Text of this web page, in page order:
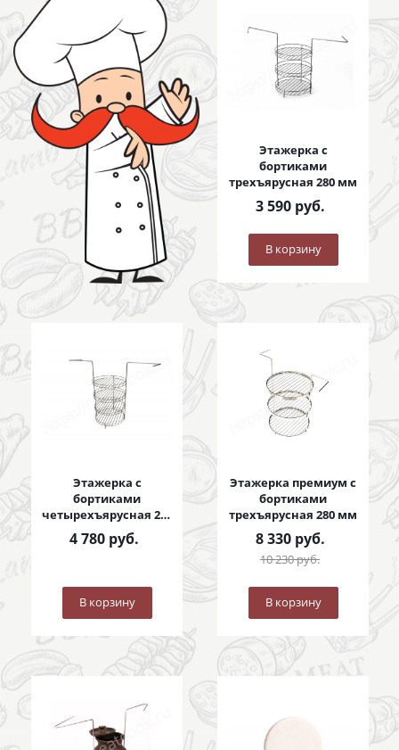
Этажерка с
бортиками
трехъярусная 280 мм
3 590руб.
В корзину
Этажерка с
бортиками
четырехъярусная 280
мм
4 780руб.
В корзину
Этажерка премиум с
бортиками
трехъярусная 280 мм
8 330руб.
10 230руб.
В корзину